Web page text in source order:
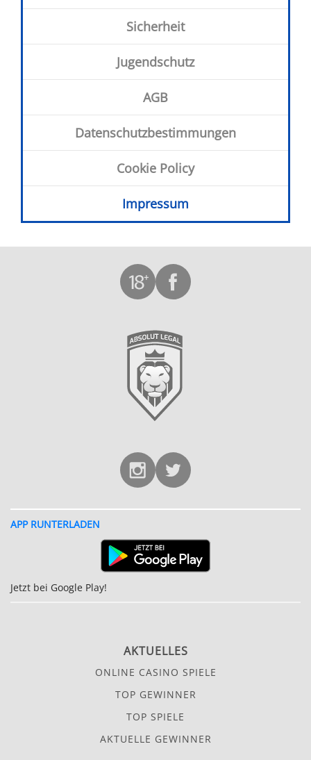
Sicherheit
Jugendschutz
AGB
Datenschutz­bestimmungen
Cookie Policy
Impressum
APP RUNTERLADEN
Jetzt bei Google Play!
AKTUELLES
ONLINE CASINO SPIELE
TOP GEWINNER
TOP SPIELE
AKTUELLE GEWINNER